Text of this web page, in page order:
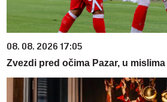
08. 08. 2026 17:05
Zvezdi pred očima Pazar, u mislima